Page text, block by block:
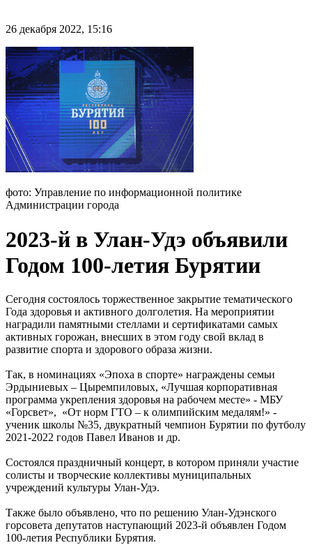
26 декабря 2022, 15:16
фото: Управление по информационной политике
Администрации города
2023-й в Улан-Удэ объявили
Годом 100-летия Бурятии
Сегодня состоялось торжественное закрытие тематического
Года здоровья и активного долголетия. На мероприятии
наградили памятными стеллами и сертификатами самых
активных горожан, внесших в этом году свой вклад в
развитие спорта и здорового образа жизни.
Так, в номинациях «Эпоха в спорте» награждены семьи
Эрдыниевых – Цыремпиловых, «Лучшая корпоративная
программа укрепления здоровья на рабочем месте» - МБУ
«Горсвет», «От норм ГТО – к олимпийским медалям!» -
ученик школы №35, двукратный чемпион Бурятии по футболу
2021-2022 годов Павел Иванов и др.
Состоялся праздничный концерт, в котором приняли участие
солисты и творческие коллективы муниципальных
учреждений культуры Улан-Удэ.
Также было объявлено, что по решению Улан-Удэнского
горсовета депутатов наступающий 2023-й объявлен Годом
100-летия Республики Бурятия.